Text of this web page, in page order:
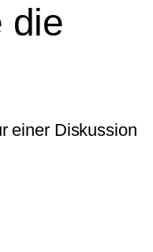
die
einer Diskussion